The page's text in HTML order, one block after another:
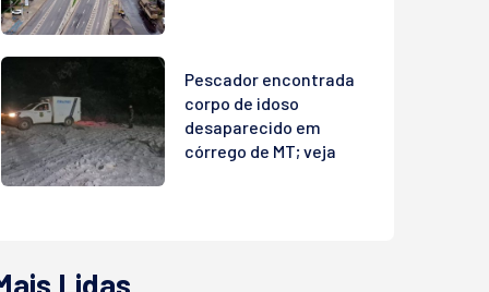
Pescador encontrada
corpo de idoso
desaparecido em
córrego de MT; veja
Lidas